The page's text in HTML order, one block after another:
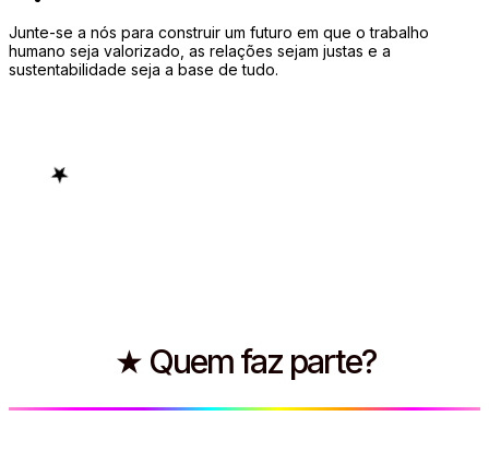
Junte-se a nós para construir um futuro em que o trabalho
humano seja valorizado, as relações sejam justas e a
sustentabilidade seja a base de tudo.
★ Quem faz parte?